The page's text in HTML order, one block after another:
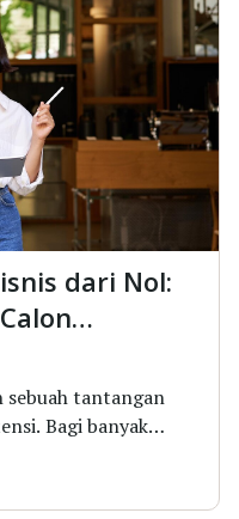
dari Nol:
sebuah tantangan
Bagi banyak